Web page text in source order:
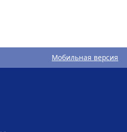
Мобильная версия